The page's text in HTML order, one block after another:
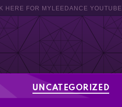
HERE FOR MYLEEDANCE
UNCATEGORIZED